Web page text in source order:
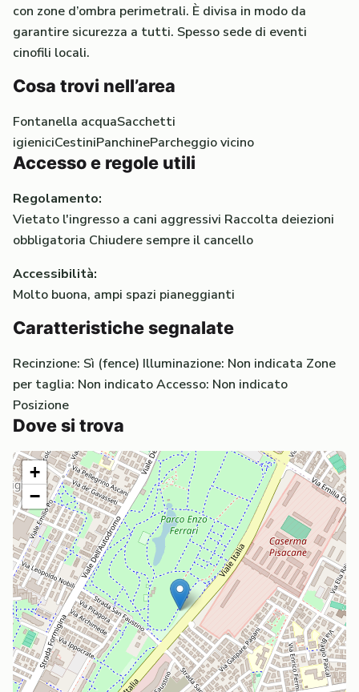
con zone d’ombra perimetrali. È divisa in modo da
garantire sicurezza a tutti. Spesso sede di eventi
cinofili locali.
Cosa trovi nell’area
Fontanella acquaSacchetti
igieniciCestiniPanchineParcheggio vicino
Accesso e regole utili
Regolamento:
Vietato l'ingresso a cani aggressivi Raccolta deiezioni
obbligatoria Chiudere sempre il cancello
Accessibilità:
Molto buona, ampi spazi pianeggianti
Caratteristiche segnalate
Recinzione: Sì (fence) Illuminazione: Non indicata Zone
per taglia: Non indicatoAccesso: Non indicato
Posizione
Dove si trova
+
−